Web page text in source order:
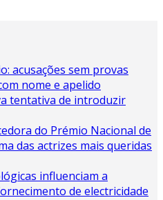
acusações sem provas
nome e apelido
tentativa de introduzir
do Prémio Nacional de
das actrizes mais queridas
influenciam a
de electricidade